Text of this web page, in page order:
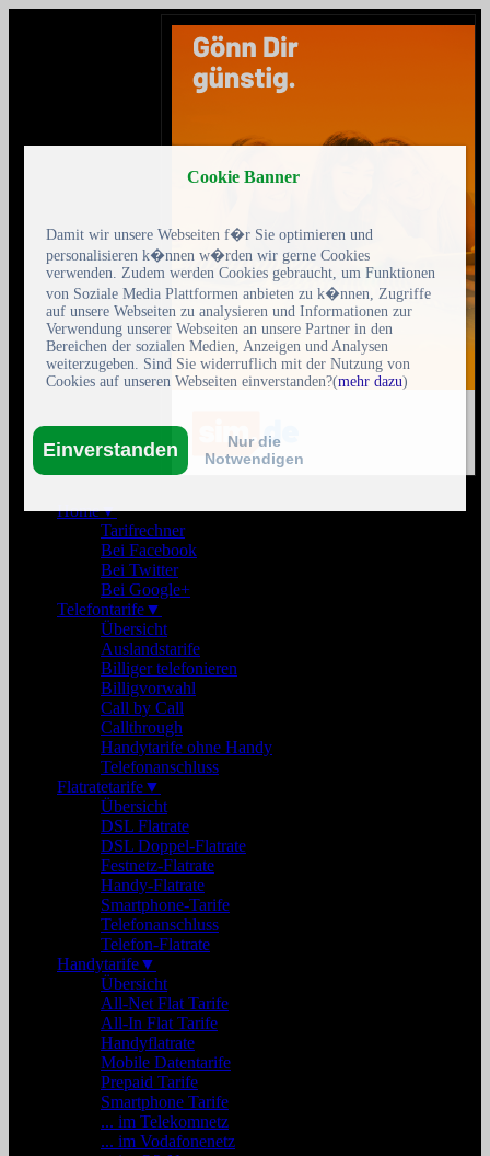
Home▼
Tarifrechner
Bei Facebook
Bei Twitter
Bei Google+
Telefontarife▼
Übersicht
Auslandstarife
Billiger telefonieren
Billigvorwahl
Call by Call
Callthrough
Handytarife ohne Handy
Telefonanschluss
Flatratetarife▼
Übersicht
DSL Flatrate
DSL Doppel-Flatrate
Festnetz-Flatrate
Handy-Flatrate
Smartphone-Tarife
Telefonanschluss
Telefon-Flatrate
Handytarife▼
Übersicht
All-Net Flat Tarife
All-In Flat Tarife
Handyflatrate
Mobile Datentarife
Prepaid Tarife
Smartphone Tarife
... im Telekomnetz
... im Vodafonenetz
Cookie Banner
Damit wir unsere Webseiten f�r Sie optimieren und
personalisieren k�nnen w�rden wir gerne Cookies
verwenden. Zudem werden Cookies gebraucht, um Funktionen
von Soziale Media Plattformen anbieten zu k�nnen, Zugriffe
auf unsere Webseiten zu analysieren und Informationen zur
Verwendung unserer Webseiten an unsere Partner in den
Bereichen der sozialen Medien, Anzeigen und Analysen
weiterzugeben. Sind Sie widerruflich mit der Nutzung von
Cookies auf unseren Webseiten einverstanden?(mehr dazu)
Einverstanden
Nur die
Notwendigen